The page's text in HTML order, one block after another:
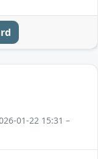
01-22 15:31 –